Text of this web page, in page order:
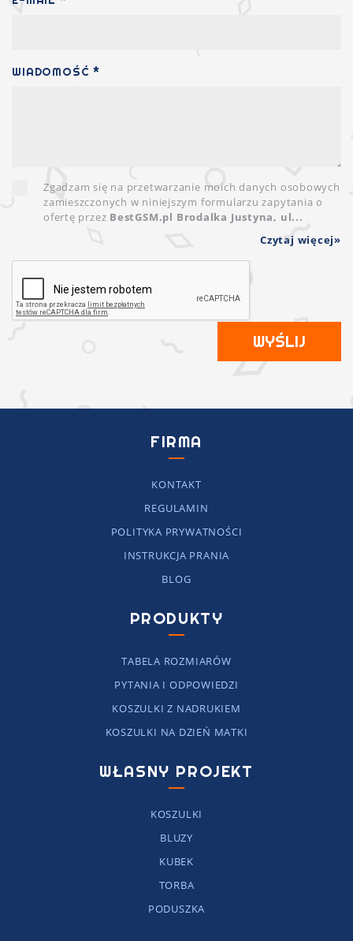
WIADOMOŚĆ *
Zgadzam się na przetwarzanie moich danych osobowych
zamieszczonych w niniejszym formularzu zapytania o
ofertę przez BestGSM.pl Brodalka Justyna, ul...
Czytaj więcej
WYŚLIJ
FIRMA
KONTAKT
REGULAMIN
POLITYKA PRYWATNOŚCI
INSTRUKCJA PRANIA
BLOG
PRODUKTY
TABELA ROZMIARÓW
PYTANIA I ODPOWIEDZI
KOSZULKI Z NADRUKIEM
KOSZULKI NA DZIEŃ MATKI
WŁASNY PROJEKT
KOSZULKI
BLUZY
KUBEK
TORBA
PODUSZKA